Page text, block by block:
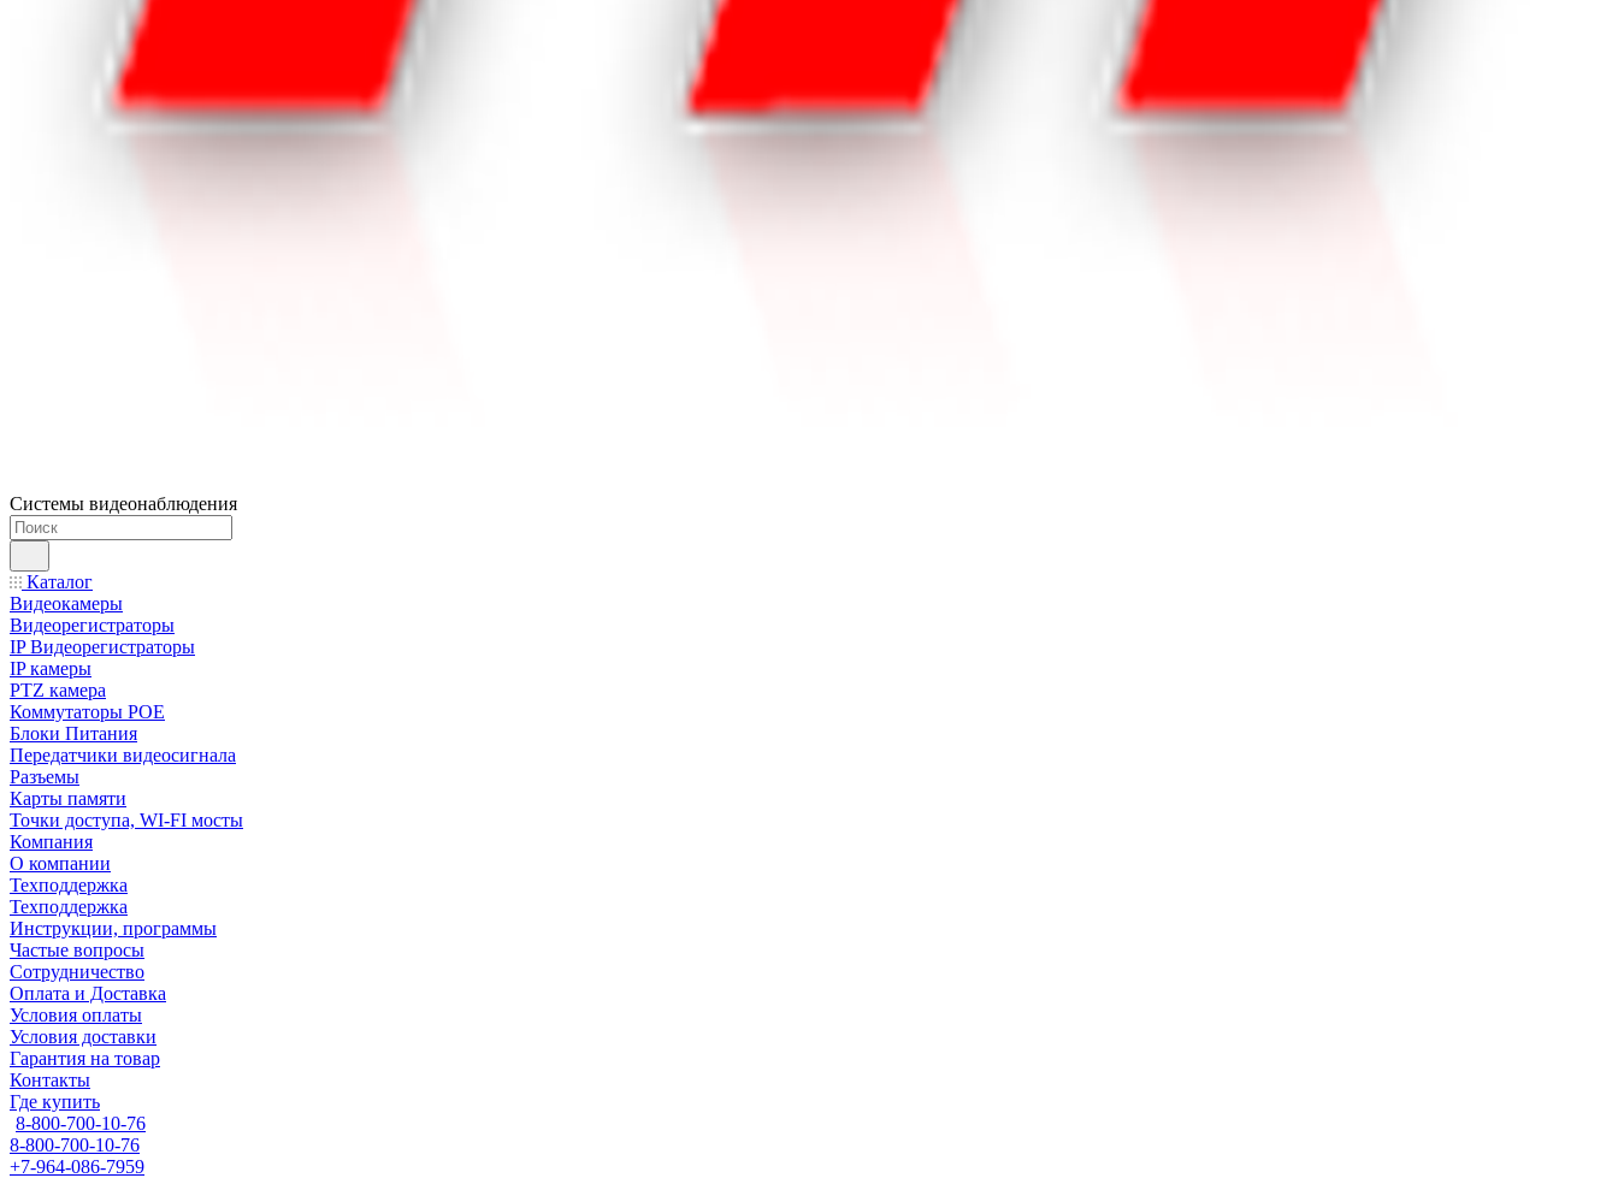
Системы видеонаблюдения
Каталог
Видеокамеры
Видеорегистраторы
IP Видеорегистраторы
IP камеры
PTZ камера
Коммутаторы POE
Блоки Питания
Передатчики видеосигнала
Разъемы
Карты памяти
Точки доступа, WI-FI мосты
Компания
О компании
Техподдержка
Техподдержка
Инструкции, программы
Частые вопросы
Сотрудничество
Оплата и Доставка
Условия оплаты
Условия доставки
Гарантия на товар
Контакты
Где купить
8-800-700-10-76
8-800-700-10-76
+7-964-086-7959